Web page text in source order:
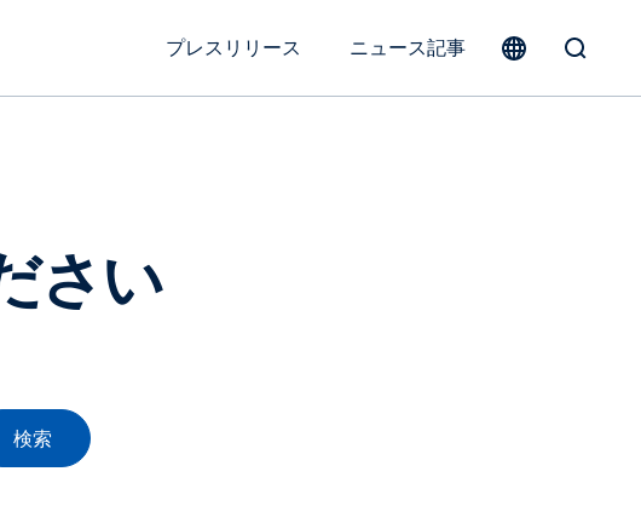
プレスリリース
ニュース記事
さい
検索